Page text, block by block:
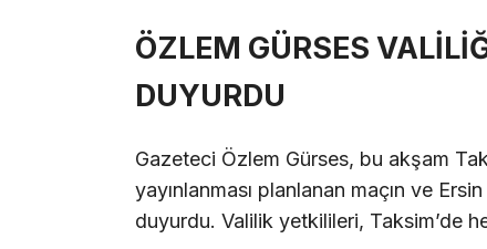
ÖZLEM GÜRSES
DUYURDU
Gazeteci Özlem Gürses, bu akşam
yayınlanması planlanan maçın ve
duyurdu. Valilik yetkilileri, Taksim’de